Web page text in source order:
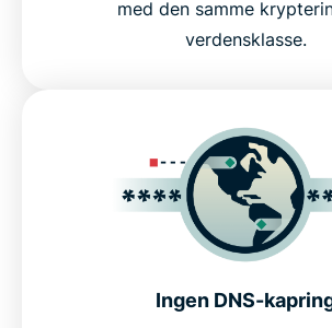
med den samme
verdensklasse.
Ingen DNS-